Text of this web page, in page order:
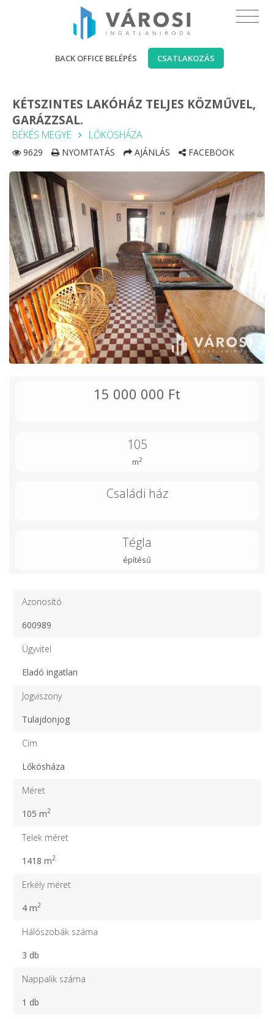
BACK OFFICE BELÉPÉS CSATLAKOZÁS
KÉTSZINTES LAKÓHÁZ TELJES KÖZMŰVEL,
GARÁZZSAL.
BÉKÉS MEGYE LŐKÖSHÁZA
9629 NYOMTATÁS AJÁNLÁS FACEBOOK
15 000 000 Ft
105
m2
Családi ház
Tégla
építésű
Azonosító
600989
Ügyvitel
Eladó ingatlan
Jogviszony
Tulajdonjog
Cím
Lőkösháza
Méret
105 m2
Telek méret
1418 m2
Erkély méret
4 m2
Hálószobák száma
3 db
Nappalik száma
1 db